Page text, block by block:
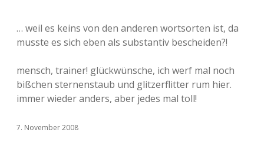
… weil es keins von den anderen wortsorten ist, da
musste es sich eben als substantiv bescheiden?!
mensch, trainer! glückwünsche, ich werf mal noch
bißchen sternenstaub und glitzerflitter rum hier.
immer wieder anders, aber jedes mal toll!
7. November 2008